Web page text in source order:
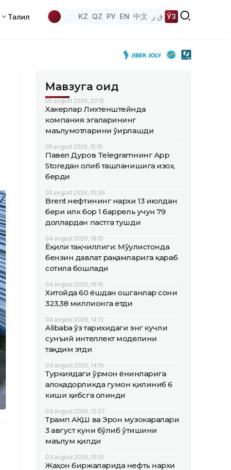
Таҳлил KZ QZ РУ EN 中文 ق ز ЎЗ
Мавзуга оид
05 avgust 2026, 20:15
Хакерлар Лихтенштейнда
компания эгаларининг
маълумотларини ўғирлашди
05 avgust 2026, 15:15
Павел Дуров Telegramнинг App
Storeдан олиб ташланишига изоҳ
берди
05 avgust 2026, 10:36
Brent нефтининг нархи 13 июлдан
бери илк бор 1 баррель учун 79
доллардан пастга тушди
04 avgust 2026, 19:15
Ёқилғи тақчиллиги: Мўғулистонда
бензин давлат рақамларига қараб
сотила бошлади
04 avgust 2026, 16:15
Хитойда 60 ёшдан ошганлар сони
323,38 миллионга етди
04 avgust 2026, 14:12
Alibaba ўз тарихидаги энг кучли
сунъий интеллект моделини
тақдим этди
03 avgust 2026, 14:10
Туркиядаги ўрмон ёнғинларига
алоқадорликда гумон қилиниб 6
киши ҳибсга олинди
03 avgust 2026, 12:37
Трамп АҚШ ва Эрон музокаралари
3 август куни бўлиб ўтишини
маълум қилди
03 avgust 2026, 10:10
Жаҳон биржаларида нефть нархи